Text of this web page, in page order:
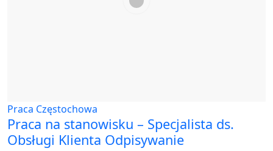
Praca Częstochowa
Praca na stanowisku – Specjalista ds.
Obsługi Klienta Odpisywanie